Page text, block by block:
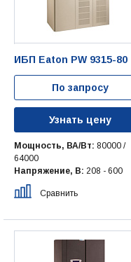
ИБП Eaton PW 9315-80
По запросу
Узнать цену
Мощность, ВА/Вт: 80000 /
64000
Напряжение, В: 208 - 600
Сравнить